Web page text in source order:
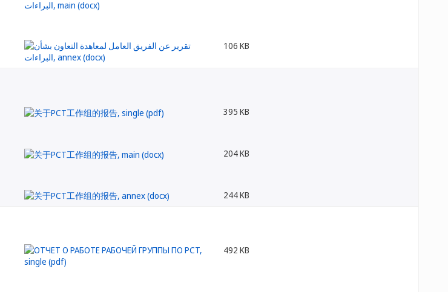
106 KB
395 KB
204 KB
244 KB
492 KB